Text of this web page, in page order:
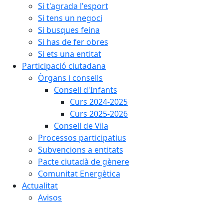
Si t'agrada l'esport
Si tens un negoci
Si busques feina
Si has de fer obres
Si ets una entitat
Participació ciutadana
Òrgans i consells
Consell d'Infants
Curs 2024-2025
Curs 2025-2026
Consell de Vila
Processos participatius
Subvencions a entitats
Pacte ciutadà de gènere
Comunitat Energètica
Actualitat
Avisos